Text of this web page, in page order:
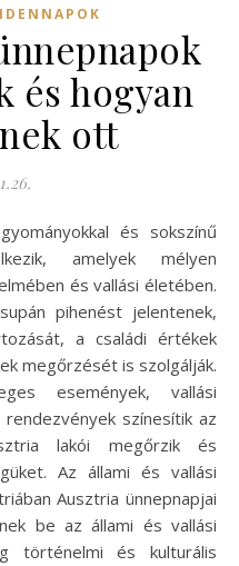
és hogyan
ott
amelyek mélyen
és vallási életében.
pihenést jelentenek,
a családi értékek
megőrzését is szolgálják.
események, vallási
színesítik az
lakói megőrzik és
Az állami és vallási
Ausztria ünnepnapjai
be az állami és vallási
történelmi és kulturális